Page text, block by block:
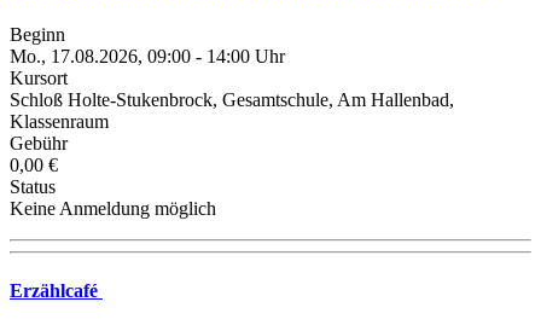
Beginn
Mo., 17.08.2026, 09:00 - 14:00 Uhr
Kursort
Schloß Holte-Stukenbrock, Gesamtschule, Am Hallenbad,
Klassenraum
Gebühr
0,00 €
Status
Keine Anmeldung möglich
Erzählcafé